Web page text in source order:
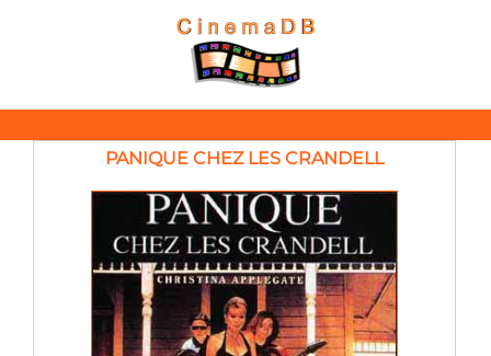
PANIQUE CHEZ LES CRANDELL